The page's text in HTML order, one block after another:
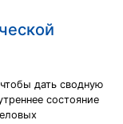
дать сводную
состояние